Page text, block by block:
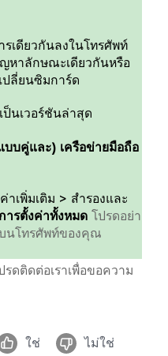
รเดียวกันลงในโทรศัพท์
หาลักษณะเดียวกันหรือ
ปลี่ยนซิมการ์ด
นเวอร์ชันล่าสุด
บบคู่และ) เครือข่ายมือถือ
าเพิ่มเติม > สำรองและ
การตั้งค่าทั้งหมด โปรดอย่า
นโทรศัพท์ของคุณ
ดติดต่อเราเพื่อขอความ
ใช่ ไม่ใช่